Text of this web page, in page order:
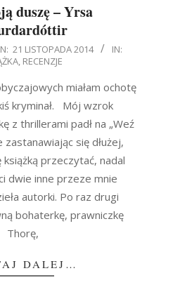
duszę – Yrsa
21 LISTOPADA 2014
IN:
, RECENZJE
miałam ochotę
kryminał. Mój wzrok
z thrillerami padł na „Weź
zastanawiając się dłużej,
przeczytać, nadal
dwie inne przeze mnie
autorki. Po raz drugi
bohaterkę, prawniczkę
Thorę,
DALEJ…